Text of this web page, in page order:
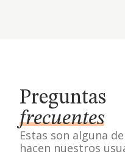
Preguntas
frecuentes
Estas son alguna
hacen nuestros